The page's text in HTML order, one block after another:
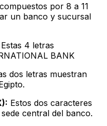
por 8 a 11
un banco y sucursal
Estas 4 letras
BANK
dos letras muestran
Estos dos caracteres
central del banco.